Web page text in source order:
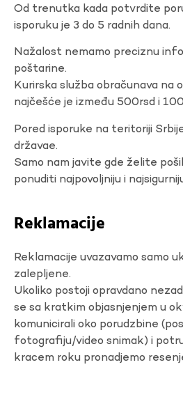
Od trenutka kada potvrdite
isporuku je 3 do 5 radnih dana.
Nažalost nemamo preciznu
poštarine.
Kurirska služba obračunava na
najčešće je između 500rsd i
Pored isporuke na teritoriji
državae.
Samo nam javite gde želite
ponuditi najpovoljniju i
Reklamacije
Reklamacije uvazavamo samo
zalepljene.
Ukoliko postoji opravdano
se sa kratkim objasnjenjem u
komunicirali oko porudzbine
fotografiju/video snimak) i
kracem roku pronadjemo